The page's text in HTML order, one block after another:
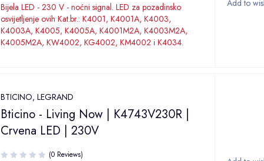
Bijela LED - 230 V - noćni signal. LED za pozadinsko
osvijetljenje ovih Kat.br.: K4001, K4001A, K4003,
K4003A, K4005, K4005A, K4001M2A, K4003M2A,
K4005M2A, KW4002, KG4002, KM4002 i K4034.
BTICINO,LEGRAND
Bticino - Living Now | K4743V230R |
Crvena LED | 230V
(0 Reviews)